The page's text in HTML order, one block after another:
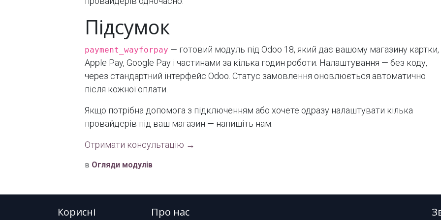
Підсумок
payment_wayforpay — готовий модуль під Odoo 18, який дає вашому магазину картки,
Apple Pay, Google Pay і частинами за кілька годин роботи. Налаштування — без коду,
через стандартний інтерфейс Odoo. Статус замовлення оновлюється автоматично
після кожної оплати.
Якщо потрібна допомога з підключенням або хочете одразу налаштувати кілька
провайдерів під ваш магазин — напишіть нам.
Отримати консультацію →
в Огляди модулів
Корисні
Про нас